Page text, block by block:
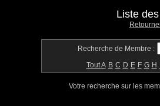
Liste
Recherche de Membre :
ToutA B C D E F G H
Votre recherche sur les